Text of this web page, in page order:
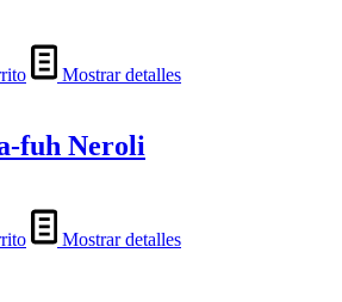
Mostrar detalles
fuh Neroli
Mostrar detalles